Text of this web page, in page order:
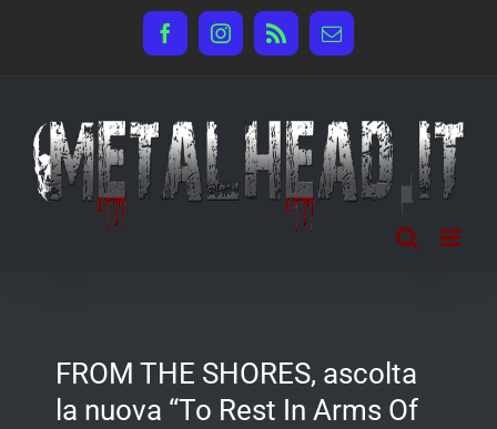
FacebookInstagram
Rss Email
FROM THE SHORES, ascolta
la nuova “To Rest In Arms Of